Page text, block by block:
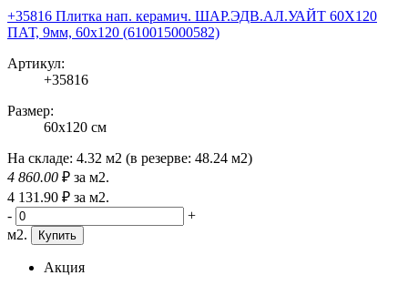
+35816 Плитка нап. керамич. ШАР.ЭДВ.АЛ.УАЙТ 60X120
ПАТ, 9мм, 60x120 (610015000582)
Артикул:
+35816
Размер:
60x120 см
На складе: 4.32 м2 (в резерве: 48.24 м2)
4 860.00 ₽ за м2.
4 131 .90 ₽ за м2.
-
+
м2.
Купить
Акция